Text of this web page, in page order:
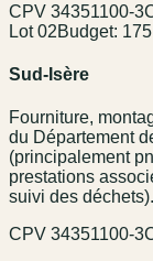
CPV 34351100-3
Lot 02Budget:
Sud-Isère
Fourniture,
du Département
(principalement
prestations
suivi des déchets).
CPV 34351100-3